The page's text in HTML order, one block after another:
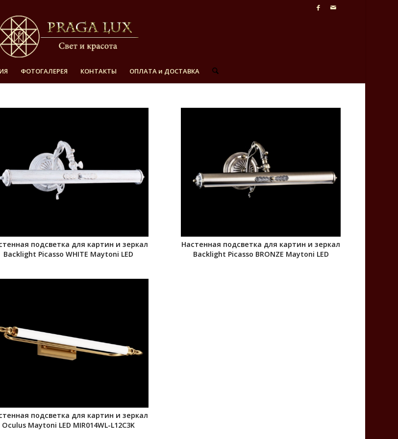
ФОТОГАЛЕРЕЯ КОНТАКТЫ ОПЛАТА и ДОСТАВКА
подсветка для картин и зеркал
Backlight Picasso WHITE Maytoni LED
Настенная подсветка для картин и зеркал
Backlight Picasso BRONZE Maytoni LED
подсветка для картин и зеркал
Oculus Maytoni LED MIR014WL-L12C3K